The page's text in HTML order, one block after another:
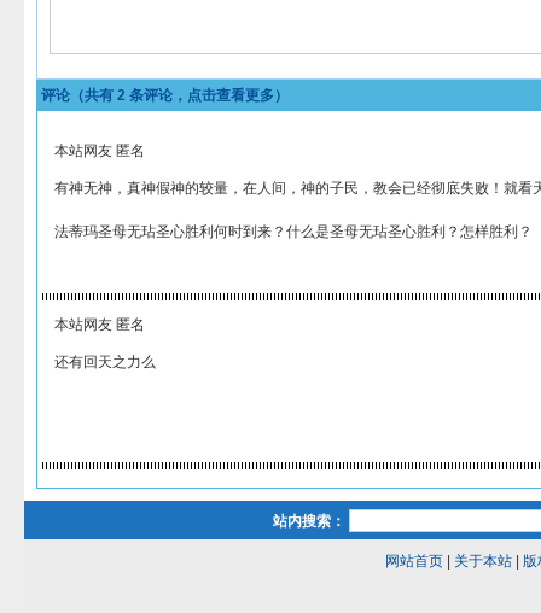
评论（共有 2 条评论，点击查看更多）
本站网友 匿名
有神无神，真神假神的较量，在人间，神的子民，教会已经彻底失败！就看
法蒂玛圣母无玷圣心胜利何时到来？什么是圣母无玷圣心胜利？怎样胜利？
本站网友 匿名
还有回天之力么
站内搜索：
网站首页| 关于本站| 版